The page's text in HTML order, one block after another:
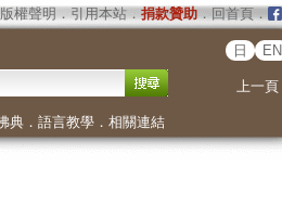
版權聲明 ． 引用本站． 捐款贊助．回首頁．
日 EN
上一頁
典． 語言教學． 相關連結